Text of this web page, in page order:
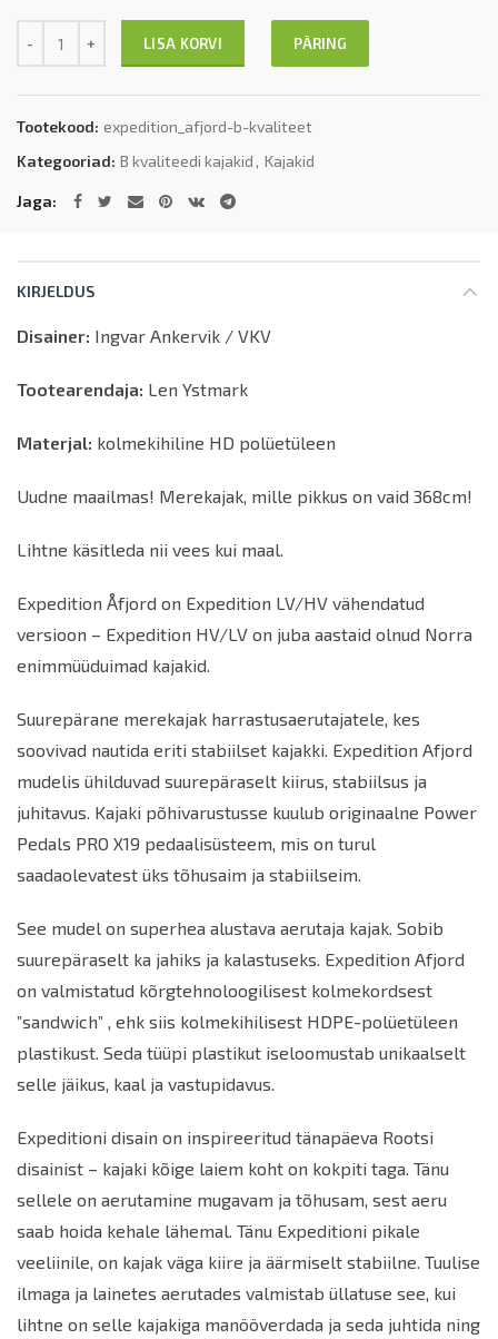
LISA KORVI PÄRING
Tootekood: expedition_afjord-b-kvaliteet
Kategooriad: B kvaliteedi kajakid , Kajakid
Jaga
KIRJELDUS
Disainer: Ingvar Ankervik / VKV
Tootearendaja: Len Ystmark
Materjal: kolmekihiline HD polüetüleen
Uudne maailmas! Merekajak, mille pikkus on vaid 368cm!
Lihtne käsitleda nii vees kui maal.
Expedition Åfjord on Expedition LV/HV vähendatud
versioon – Expedition HV/LV on juba aastaid olnud Norra
enimmüüduimad kajakid.
Suurepärane merekajak harrastusaerutajatele, kes
soovivad nautida eriti stabiilset kajakki. Expedition Afjord
mudelis ühilduvad suurepäraselt kiirus, stabiilsus ja
juhitavus. Kajaki põhivarustusse kuulub originaalne Power
Pedals PRO X19 pedaalisüsteem, mis on turul
saadaolevatest üks tõhusaim ja stabiilseim.
See mudel on superhea alustava aerutaja kajak. Sobib
suurepäraselt ka jahiks ja kalastuseks. Expedition Afjord
on valmistatud kõrgtehnoloogilisest kolmekordsest
”sandwich” , ehk siis kolmekihilisest HDPE-polüetüleen
plastikust. Seda tüüpi plastikut iseloomustab unikaalselt
selle jäikus, kaal ja vastupidavus.
Expeditioni disain on inspireeritud tänapäeva Rootsi
disainist – kajaki kõige laiem koht on kokpiti taga. Tänu
sellele on aerutamine mugavam ja tõhusam, sest aeru
saab hoida kehale lähemal. Tänu Expeditioni pikale
veeliinile, on kajak väga kiire ja äärmiselt stabiilne. Tuulise
ilmaga ja lainetes aerutades valmistab üllatuse see, kui
lihtne on selle kajakiga manööverdada ja seda juhtida ning